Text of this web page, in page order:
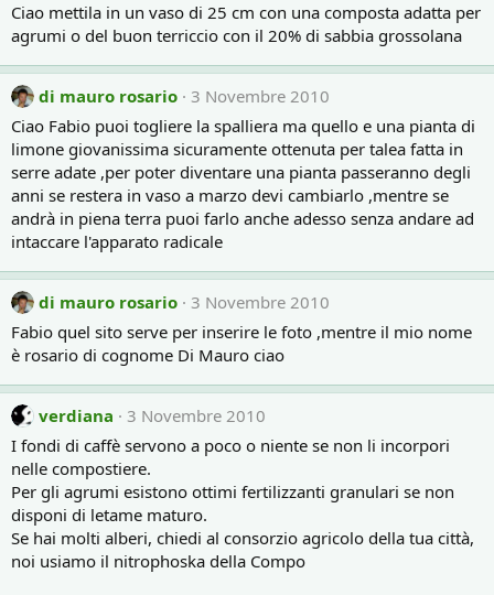
Ciao mettila in un vaso di 25 cm con una composta adatta per
agrumi o del buon terriccio con il 20% di sabbia grossolana
di mauro rosario 3 Novembre 2010
Ciao Fabio puoi togliere la spalliera ma quello e una pianta di
limone giovanissima sicuramente ottenuta per talea fatta in
serre adate ,per poter diventare una pianta passeranno degli
anni se restera in vaso a marzo devi cambiarlo ,mentre se
andrà in piena terra puoi farlo anche adesso senza andare ad
intaccare l'apparato radicale
di mauro rosario 3 Novembre 2010
Fabio quel sito serve per inserire le foto ,mentre il mio nome
è rosario di cognome Di Mauro ciao
verdiana
3 Novembre 2010
I fondi di caffè servono a poco o niente se non li incorpori
nelle compostiere.
Per gli agrumi esistono ottimi fertilizzanti granulari se non
disponi di letame maturo.
Se hai molti alberi, chiedi al consorzio agricolo della tua città,
noi usiamo il nitrophoska della Compo